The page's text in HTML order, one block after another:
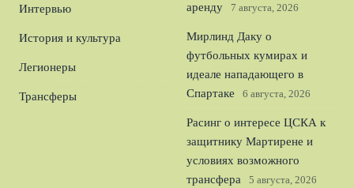
Интервью
История и культура
Легионеры
Трансферы
аренду
7 августа, 2026
Мирлинд Даку о
футбольных кумирах и
идеале нападающего в
Спартаке
6 августа, 2026
Расинг о интересе ЦСКА к
защитнику Мартирене и
условиях возможного
трансфера
5 августа, 2026